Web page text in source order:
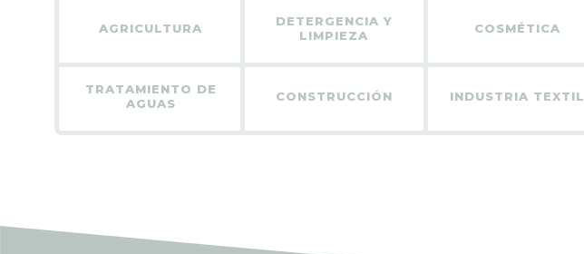
AGRICULTURA
DETERGENCIA Y
LIMPIEZA
COSMÉTICA
TRATAMIENTO DE
AGUAS
CONSTRUCCIÓN INDUSTRIA TEXTIL